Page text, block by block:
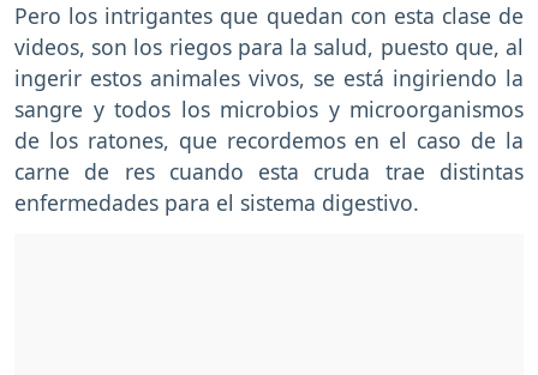
Pero los intrigantes que quedan con esta clase de
videos, son los riegos para la salud, puesto que, al
ingerir estos animales vivos, se está ingiriendo la
sangre y todos los microbios y microorganismos
de los ratones, que recordemos en el caso de la
carne de res cuando esta cruda trae distintas
enfermedades para el sistema digestivo.